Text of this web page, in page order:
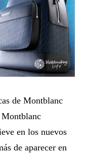
de Montblanc
en los nuevos
de aparecer en